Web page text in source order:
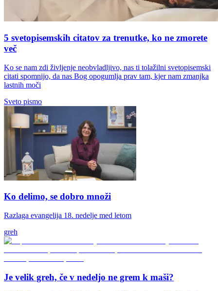
5 svetopisemskih citatov za trenutke, ko ne zmorete
več
Ko se nam zdi življenje neobvladljivo, nas ti tolažilni svetopisemski
citati spomnijo, da nas Bog opogumlja prav tam, kjer nam zmanjka
lastnih moči
Sveto pismo
Ko delimo, se dobro množi
Razlaga evangelija 18. nedelje med letom
greh
Je velik greh, če v nedeljo ne grem k maši?